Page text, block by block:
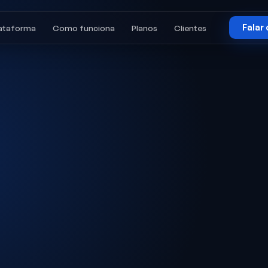
Como funciona Planos Clientes Falar